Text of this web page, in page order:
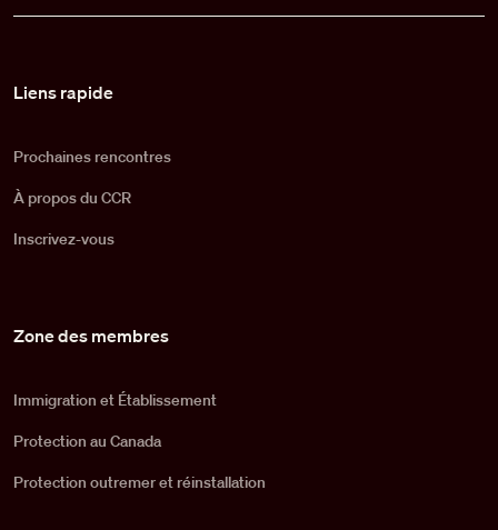
Liens rapide
Prochaines rencontres
À propos du CCR
Inscrivez-vous
Zone des membres
Immigration et Établissement
Protection au Canada
Protection outremer et réinstallation